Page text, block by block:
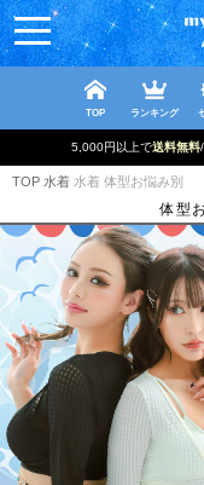
TOP ランキング
5,000円以上で送料無料
TOP 水着 水着 体型お悩み別
体型